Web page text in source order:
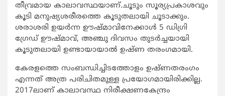
തീവ്രമായ കാലാവസ്ഥയാണ്.ചൂടും സൂര്യപ്രകാശവും
കൂടി മനുഷ്യശരീരത്തെ കൂടുതലായി ചൂടാക്കും.
ശരാശരി ഉയര്‍ന്ന ഊഷ്മാവിനേക്കാള്‍ 5 ഡിഗ്രി
ഗ്രേഡ് ഊഷ്മാവ്, അഞ്ചു ദിവസം തുടര്‍ച്ചയായി
കൂടുതലായി ഉണ്ടായായാല്‍ ഉഷ്ണ തരംഗമായി.
കേരളത്തെ സംബന്ധിച്ചിടത്തോളം ഉഷ്ണതരംഗം
എന്നത് അത്ര പരിചിതമുള്ള പ്രയോഗമായിരിക്കില്ല.
2017ലാണ് കാലാവസ്ഥ നിരീക്ഷണകേന്ദ്രം